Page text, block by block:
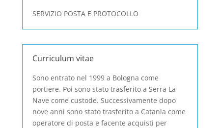
SERVIZIO POSTA E PROTOCOLLO
Curriculum vitae
Sono entrato nel 1999 a Bologna come
portiere. Poi sono stato trasferito a Serra La
Nave come custode. Successivamente dopo
nove anni sono stato trasferito a Catania come
operatore di posta e facente acquisti per